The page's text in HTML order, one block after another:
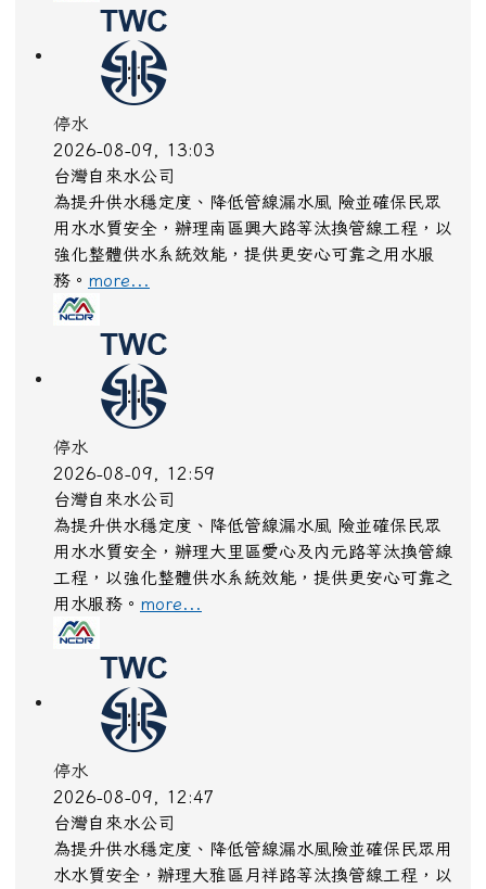
停水
2026-08-09, 13:03
台灣自來水公司
為提升供水穩定度、降低管線漏水風 險並確保民眾
用水水質安全，辦理南區興大路等汰換管線工程，以
強化整體供水系統效能，提供更安心可靠之用水服
務。 more...
停水
2026-08-09, 12:59
台灣自來水公司
為提升供水穩定度、降低管線漏水風 險並確保民眾
用水水質安全，辦理大里區愛心及內元路等汰換管線
工程，以強化整體供水系統效能，提供更安心可靠之
用水服務。 more...
停水
2026-08-09, 12:47
台灣自來水公司
為提升供水穩定度、降低管線漏水風險並確保民眾用
水水質安全，辦理大雅區月祥路等汰換管線工程，以